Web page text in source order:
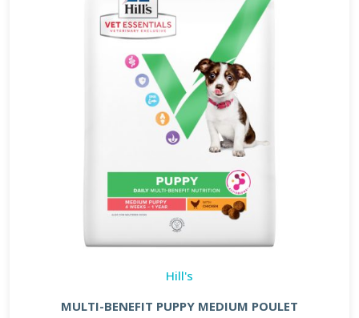
Hill's
MULTI-BENEFIT PUPPY MEDIUM POULET